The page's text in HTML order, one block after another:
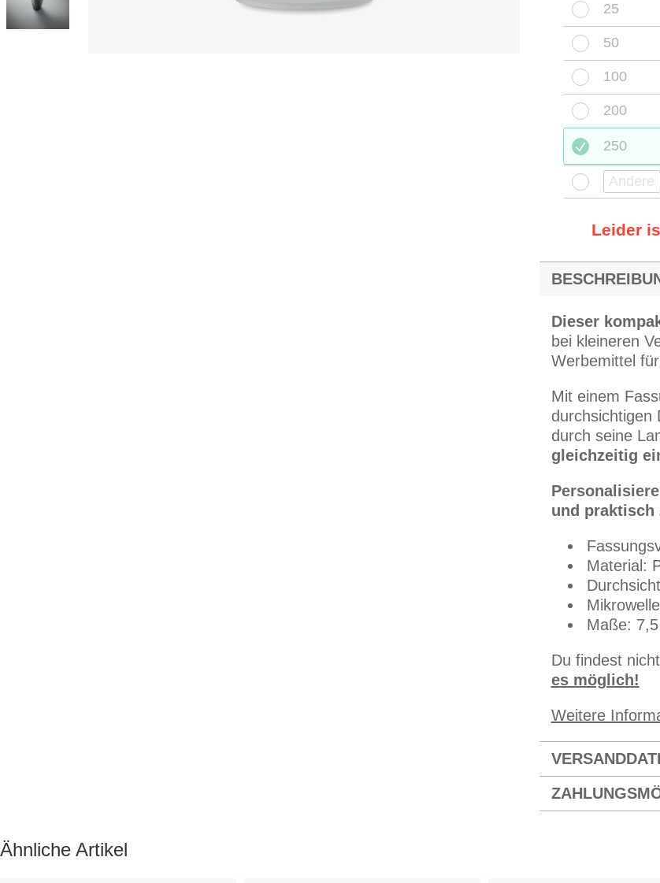
25
50
100
200
250
Leider
Dieser
bei kleineren
Werbemittel
Mit einem
durchsichtigen
durch seine
gleichzeitig
und praktisch
Material:
Maße:
Du findest
es möglich!
Weitere
Ähnliche Artikel